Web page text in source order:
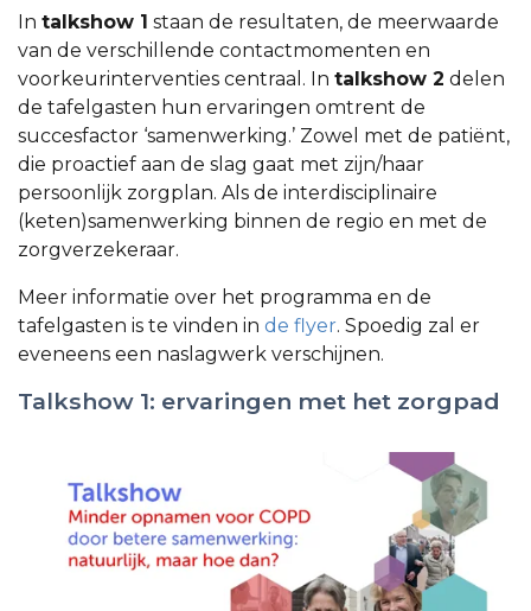
In talkshow 1 staan de resultaten, de meerwaarde
van de verschillende contactmomenten en
voorkeurinterventies centraal. In talkshow 2 delen
de tafelgasten hun ervaringen omtrent de
succesfactor ‘samenwerking.’ Zowel met de patiënt,
die proactief aan de slag gaat met zijn/haar
persoonlijk zorgplan. Als de interdisciplinaire
(keten)samenwerking binnen de regio en met de
zorgverzekeraar.
Meer informatie over het programma en de
tafelgasten is te vinden in de flyer. Spoedig zal er
eveneens een naslagwerk verschijnen.
Talkshow 1: ervaringen met het zorgpad